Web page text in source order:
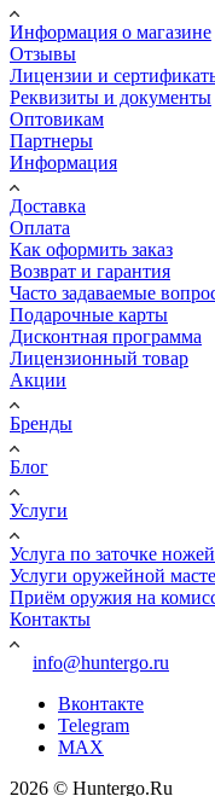
Информация о магазине
Отзывы
Лицензии и
Реквизиты и документы
Оптовикам
Партнеры
Информация
Доставка
Оплата
Как оформить заказ
Возврат и гарантия
Часто задаваемые
Подарочные карты
Дисконтная программа
Лицензионный товар
Акции
Бренды
Блог
Услуги
Услуга по заточке
Услуги оружейной
Приём оружия на
Контакты
info@huntergo.ru
Вконтакте
Telegram
MAX
2026 © Huntergo.Ru